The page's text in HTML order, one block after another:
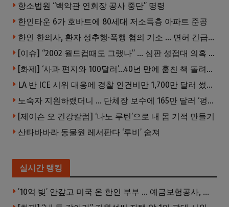
항소법원 “백악관 연회장 공사 중단” 명령
한인타운 6가 호바트에 80세대 저소득층 아파트 준공
한인 한의사, 환자 성추행·폭행 혐의 기소 … 면허 긴급정지
[이슈] “2002 월드컵때도 그랬나” … 심판 성접대 의혹 해외로 일파만파, 4강 신화까지 불똥
[화제] ‘사과 편지와 100달러’…40년 만에 훔친 책 돌려준 절도범
LA 반 ICE 시위 대응에 경찰 인건비만 1,700만 달러 썼다.
노숙자 지원하랬더니 … 단체장 보수에 165만 달러 ‘펑펑’
[제이슨 오 건강칼럼] ‘나노 루틴’으로 내 몸 기적 만들기
산타바바라 동물원 레서판다 ‘루비’ 숨져
실시간 랭킹
’10억 빚’ 안갚고 미국 온 한인 부부 … 예금보험공사, 미국서 소송